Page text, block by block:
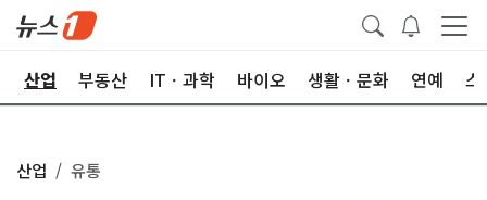
산업 부동산 ITㆍ과학 바이오 생활ㆍ문화 연예 스
산업 유통